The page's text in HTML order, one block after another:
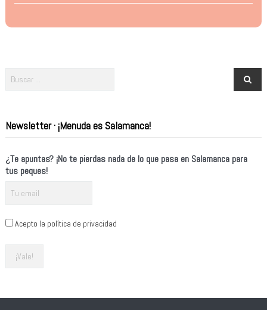
Newsletter · ¡Menuda es Salamanca!
¿Te apuntas? ¡No te pierdas nada de lo que pasa en Salamanca para
tus peques!
Acepto la política de privacidad